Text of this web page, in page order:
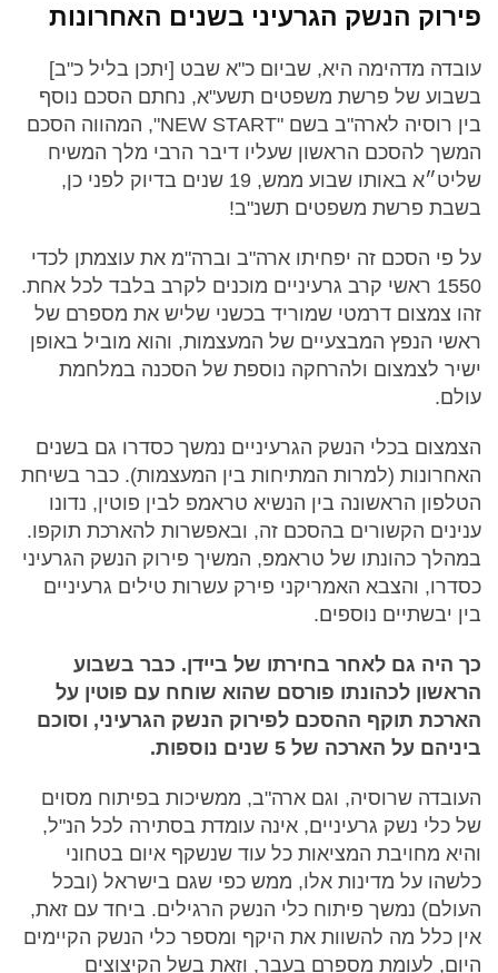
פירוק הנשק הגרעיני בשנים האחרונות
עובדה מדהימה היא, שביום כ"א שבט [יתכן בליל כ"ב]
בשבוע של פרשת משפטים תשע"א, נחתם הסכם נוסף
בין רוסיה לארה"ב בשם "NEW START", המהווה הסכם
המשך להסכם הראשון שעליו דיבר הרבי מלך המשיח
שליט״א באותו שבוע ממש, 19 שנים בדיוק לפני כן,
בשבת פרשת משפטים תשנ"ב!
על פי הסכם זה יפחיתו ארה"ב וברה"מ את עוצמתן לכדי
1550 ראשי קרב גרעיניים מוכנים לקרב בלבד לכל אחת.
זהו צמצום דרמטי שמוריד בכשני שליש את מספרם של
ראשי הנפץ המבצעיים של המעצמות, והוא מוביל באופן
ישיר לצמצום ולהרחקה נוספת של הסכנה במלחמת
עולם.
הצמצום בכלי הנשק הגרעיניים נמשך כסדרו גם בשנים
האחרונות (למרות המתיחות בין המעצמות). כבר בשיחת
הטלפון הראשונה בין הנשיא טראמפ לבין פוטין, נדונו
ענינים הקשורים בהסכם זה, ובאפשרות להארכת תוקפו.
במהלך כהונתו של טראמפ, המשיך פירוק הנשק הגרעיני
כסדרו, והצבא האמריקני פירק עשרות טילים גרעיניים
בין יבשתיים נוספים.
כך היה גם לאחר בחירתו של ביידן. כבר בשבוע
הראשון לכהונתו פורסם שהוא שוחח עם פוטין על
הארכת תוקף ההסכם לפירוק הנשק הגרעיני, וסוכם
ביניהם על הארכה של 5 שנים נוספות.
העובדה שרוסיה, וגם ארה"ב, ממשיכות בפיתוח מסוים
של כלי נשק גרעיניים, אינה עומדת בסתירה לכל הנ"ל,
והיא מחויבת המציאות כל עוד שנשקף איום בטחוני
כלשהו על מדינות אלו, ממש כפי שגם בישראל (ובכל
העולם) נמשך פיתוח כלי הנשק הרגילים. ביחד עם זאת,
אין כלל מה להשוות את היקף ומספר כלי הנשק הקיימים
היום, לעומת מספרם בעבר, וזאת בשל הקיצוצים